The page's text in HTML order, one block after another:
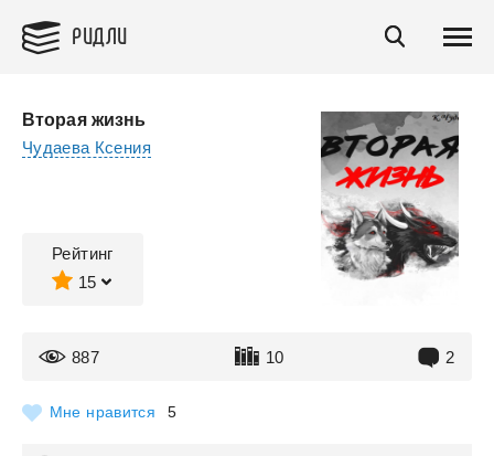
РИДЛИ
Вторая жизнь
Чудаева Ксения
Рейтинг
15
887 10 2
Мне нравится 5